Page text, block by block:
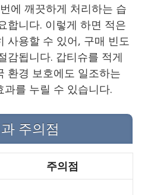
에 깨끗하게 처리하는 습
합니다. 이렇게 하면 적은
사용할 수 있어, 구매 빈도
감됩니다. 갑티슈를 적게
환경 보호에도 일조하는
를 누릴 수 있습니다.
주의점
주의점